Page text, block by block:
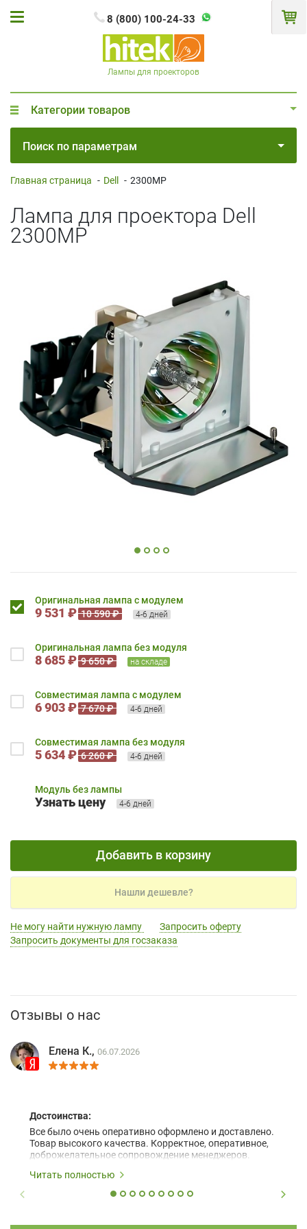
8 (800) 100-24-33
Лампы для проекторов
Категории товаров
Поиск по параметрам
Главная страница - Dell - 2300MP
Лампа для проектора Dell
2300MP
Оригинальная лампа с модулем
9 531 ₽ 10 590 ₽ 4-6 дней
Оригинальная лампа без модуля
8 685 ₽ 9 650 ₽ на складе
Совместимая лампа с модулем
6 903 ₽ 7 670 ₽ 4-6 дней
Совместимая лампа без модуля
5 634 ₽ 6 260 ₽ 4-6 дней
Модуль без лампы
Узнать цену 4-6 дней
Добавить в корзину
Нашли дешевле?
Не могу найти нужную лампу
Запросить оферту
Запросить документы для госзаказа
Отзывы о нас
Елена К., 06.07.2026
Достоинства:
Все было очень оперативно оформлено и доставлено.
Товар высокого качества. Корректное, оперативное,
доброжелательное сопровождение менеджеров.
Читать полностью